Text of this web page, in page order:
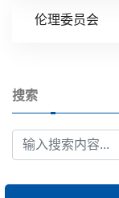
伦理委员会
搜索